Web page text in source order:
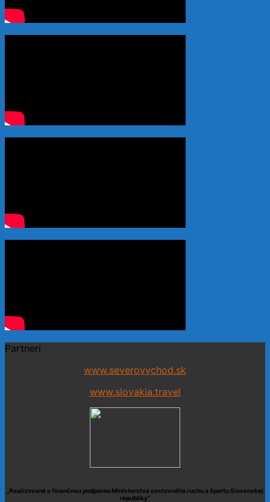
Partneri
www.severovychod.sk
www.slovakia.travel
„Realizované s finančnou podporou Ministerstva cestovného ruchu a športu Slovenskej
republiky“